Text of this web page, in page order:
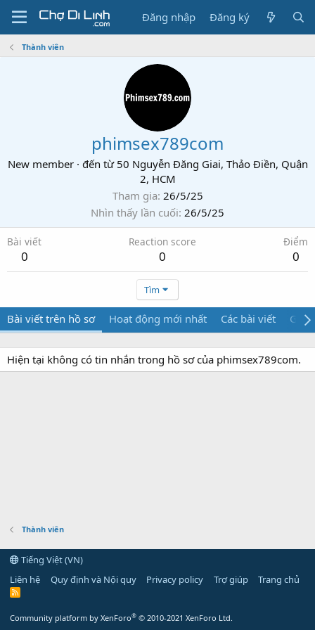
Đăng nhập Đăng ký
Thành viên
phimsex789com
New member · đến từ 50 Nguyễn Đăng Giai, Thảo Điền, Quận
2, HCM
Tham gia 26/5/25
Nhìn thấy lần cuối 26/5/25
Bài viết
0
Reaction score
0
Điểm
0
Tìm
Bài viết trên hồ sơ Hoạt động mới nhất Các bài viết Giới
Hiện tại không có tin nhắn trong hồ sơ của phimsex789com.
Thành viên
Tiếng Việt (VN)
Liên hệ
Quy định và Nội quy Privacy policy Trợ giúp Trang chủ
R
Community platform by XenForo® © 2010-2021 XenForo Ltd.